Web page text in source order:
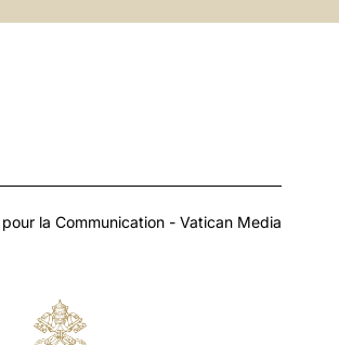
la Communication - Vatican Media